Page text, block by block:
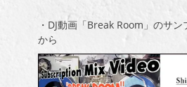
・DJ動画「Break Room」のサ
から